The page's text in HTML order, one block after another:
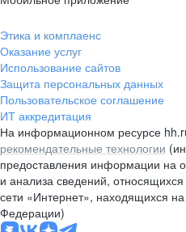
Этика и комплаенс
Оказание услуг
Использование сайтов
Защита персональных данных
Пользовательское соглашение
ИТ аккредитация
На информационном ресурсе
рекомендательные технологии
предоставления информации на
и анализа сведений,
сети «Интернет», находящихся
Федерации)